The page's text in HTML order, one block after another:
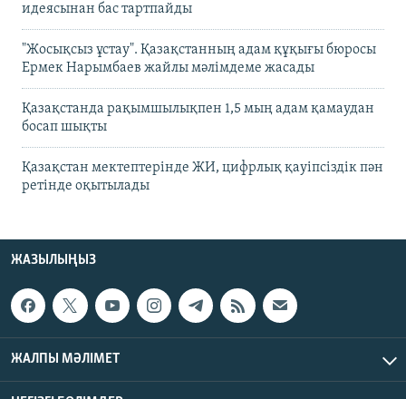
идеясынан бас тартпайды
"Жосықсыз ұстау". Қазақстанның адам құқығы бюросы
Ермек Нарымбаев жайлы мәлімдеме жасады
Қазақстанда рақымшылықпен 1,5 мың адам қамаудан
босап шықты
Қазақстан мектептерінде ЖИ, цифрлық қауіпсіздік пән
ретінде оқытылады
ЖАЗЫЛЫҢЫЗ
ЖАЛПЫ МӘЛІМЕТ